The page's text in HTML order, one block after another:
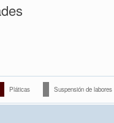
Pláticas Suspensión de labores